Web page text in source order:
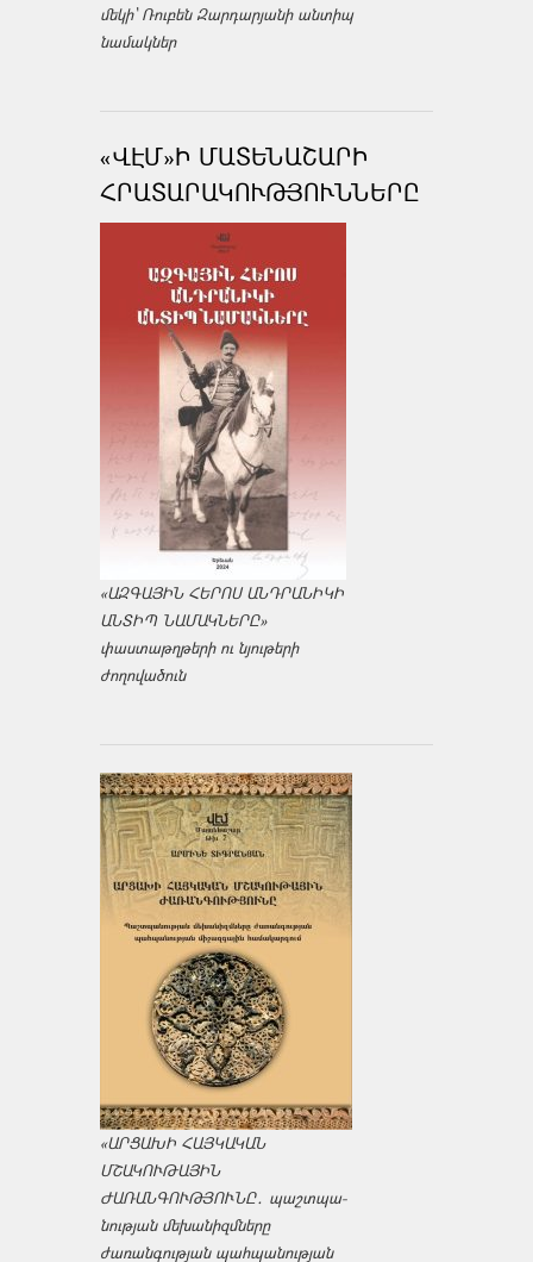
մեկի՝ Ռուբեն Զարդարյանի անտիպ
նամակներ
«ՎԷՄ»Ի ՄԱՏԵՆԱՇԱՐԻ
ՀՐԱՏԱՐԱԿՈՒԹՅՈՒՆՆԵՐԸ
«ԱԶԳԱՅԻՆ ՀԵՐՈՍ ԱՆԴՐԱՆԻԿԻ
ԱՆՏԻՊ ՆԱՄԱԿՆԵՐԸ»
փաստաթղթերի ու նյութերի
ժողովածուն
«ԱՐՑԱԽԻ ՀԱՅԿԱԿԱՆ
ՄՇԱԿՈՒԹԱՅԻՆ
ԺԱՌԱՆԳՈՒԹՅՈՒՆԸ․ պաշտպա­
նության մեխանիզմները
ժառանգության պահպանության